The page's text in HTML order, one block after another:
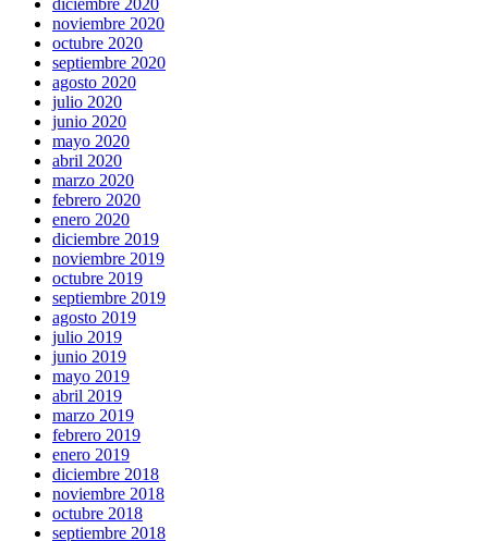
noviembre 2020
octubre 2020
septiembre 2020
agosto 2020
julio 2020
junio 2020
mayo 2020
abril 2020
marzo 2020
febrero 2020
enero 2020
diciembre 2019
noviembre 2019
octubre 2019
septiembre 2019
agosto 2019
julio 2019
junio 2019
mayo 2019
abril 2019
marzo 2019
febrero 2019
enero 2019
diciembre 2018
noviembre 2018
octubre 2018
septiembre 2018